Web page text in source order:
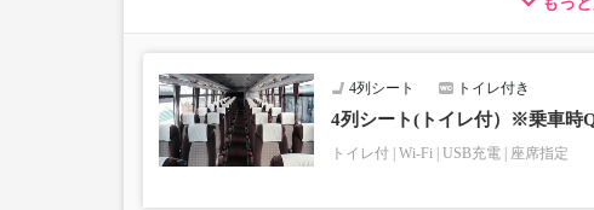
※売り切れの場合でも残数が表示される場合があります
・学生・シニア・乳幼児料金はございません。
学生、シニアの方は「大人」、乳幼児の方は「小児」を
乗車定員遵守のため乗車券をお持ちで無い「乳幼児」
・最新の運行状況は運行会社HPを御覧ください。
・車両は予告なく変更となる場合がございます。これに
すので、あらかじめご了承ください。
4列シート トイレ付き
4列シート(トイレ付）※乗車時
トイレ付 Wi-Fi USB充電 座席指定